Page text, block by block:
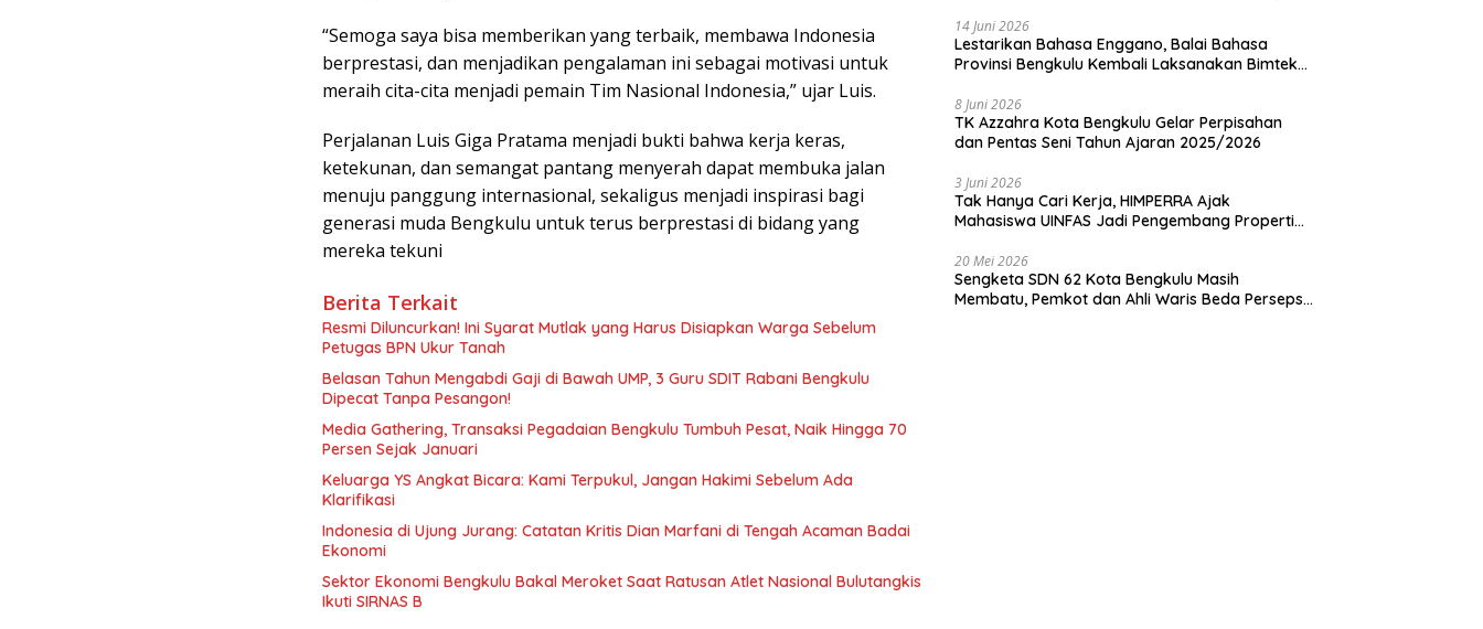
‎“Semoga saya bisa memberikan yang terbaik, membawa Indonesia
berprestasi, dan menjadikan pengalaman ini sebagai motivasi untuk
meraih cita-cita menjadi pemain Tim Nasional Indonesia,” ujar Luis.
‎Perjalanan Luis Giga Pratama menjadi bukti bahwa kerja keras,
ketekunan, dan semangat pantang menyerah dapat membuka jalan
menuju panggung internasional, sekaligus menjadi inspirasi bagi
generasi muda Bengkulu untuk terus berprestasi di bidang yang
mereka tekuni
Berita Terkait
Resmi Diluncurkan! Ini Syarat Mutlak yang Harus Disiapkan Warga Sebelum
Petugas BPN Ukur Tanah
Belasan Tahun Mengabdi Gaji di Bawah UMP, 3 Guru SDIT Rabani Bengkulu
Dipecat Tanpa Pesangon!
Media Gathering, Transaksi Pegadaian Bengkulu Tumbuh Pesat, Naik Hingga 70
Persen Sejak Januari
Keluarga YS Angkat Bicara: Kami Terpukul, Jangan Hakimi Sebelum Ada
Klarifikasi
Indonesia di Ujung Jurang: Catatan Kritis Dian Marfani di Tengah Acaman Badai
Ekonomi
Sektor Ekonomi Bengkulu Bakal Meroket Saat Ratusan Atlet Nasional Bulutangkis
Ikuti SIRNAS B
14 Juni 2026
Lestarikan Bahasa Enggano, Balai Bahasa
Provinsi Bengkulu Kembali Laksanakan Bimtek
8 Juni 2026
TK Azzahra Kota Bengkulu Gelar Perpisahan
dan Pentas Seni Tahun Ajaran 2025/2026
3 Juni 2026
Tak Hanya Cari Kerja, HIMPERRA Ajak
Mahasiswa UINFAS Jadi Pengembang Properti
20 Mei 2026
Sengketa SDN 62 Kota Bengkulu Masih
Membatu, Pemkot dan Ahli Waris Beda Persepsi